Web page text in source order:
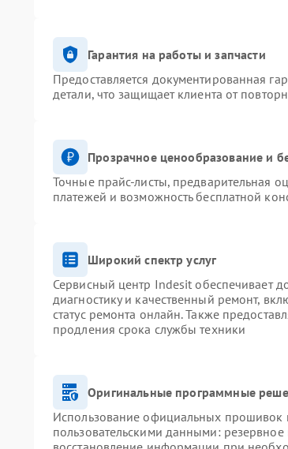
Гарантия на работы и запчасти
Предоставляется документированная
детали, что защищает клиента от
Прозрачное ценообразование и
Точные прайс-листы, предварительная
платежей и возможность бесплатной
Широкий спектр услуг
Сервисный центр Indesit обеспечивает
диагностику и качественный ремонт,
статус ремонта онлайн. Также
продления срока службы техники
Оригинальные программные
Использование официальных прошивок
пользовательскими данными: